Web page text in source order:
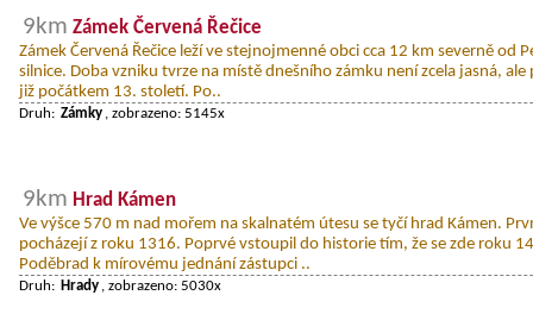
9km Zámek Červená Řečice
Zámek Červená Řečice leží ve stejnojmenné obci cca 12 km severně od
silnice. Doba vzniku tvrze na místě dnešního zámku není zcela jasná,
již počátkem 13. století. Po..
Druh: Zámky , zobrazeno: 5145x
9km Hrad Kámen
Ve výšce 570 m nad mořem na skalnatém útesu se tyčí hrad Kámen.
pocházejí z roku 1316. Poprvé vstoupil do historie tím, že se zde roku
Poděbrad k mírovému jednání zástupci ..
Druh: Hrady , zobrazeno: 5030x